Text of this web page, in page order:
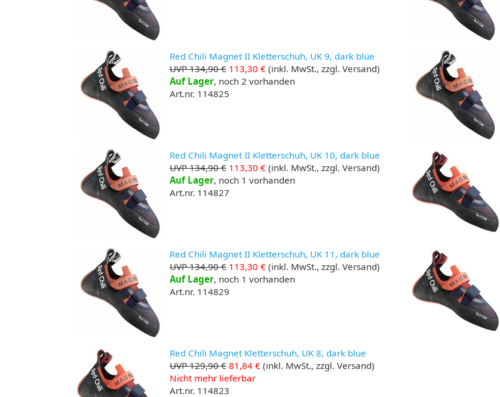
Red Chili Magnet II Kletterschuh, UK 9, dark blue
UVP 134,90 € 113,30 € (inkl. MwSt., zzgl. Versand)
Auf Lager, noch 2 vorhanden
Art.nr. 114825
Red Chili Magnet II Kletterschuh, UK 10, dark blue
UVP 134,90 € 113,30 € (inkl. MwSt., zzgl. Versand)
Auf Lager, noch 1 vorhanden
Art.nr. 114827
Red Chili Magnet II Kletterschuh, UK 11, dark blue
UVP 134,90 € 113,30 € (inkl. MwSt., zzgl. Versand)
Auf Lager, noch 1 vorhanden
Art.nr. 114829
Red Chili Magnet Kletterschuh, UK 8, dark blue
UVP 129,90 € 81,84 € (inkl. MwSt., zzgl. Versand)
Nicht mehr lieferbar
Art.nr. 114823